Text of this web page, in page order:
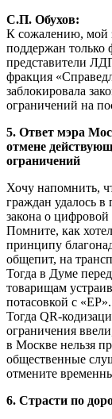
С.П. Обухов:
К сожалению, мой
поддержан
представители
фракция
заблокировала
ограничений на
5. Ответ мэра
отмене
ограничений
Хочу напомнить,
граждан удалось в
закона о цифровой
Помните, как
принципу
общепит, на
Тогда в Думе
товарищам
потасовкой с «ЕР».
Тогда QR-
ограничения
в Москве нельзя
общественные
отмените
6. Страсти по